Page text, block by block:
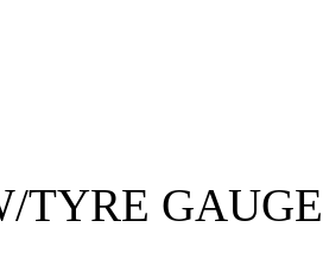
TYRE GAUGE